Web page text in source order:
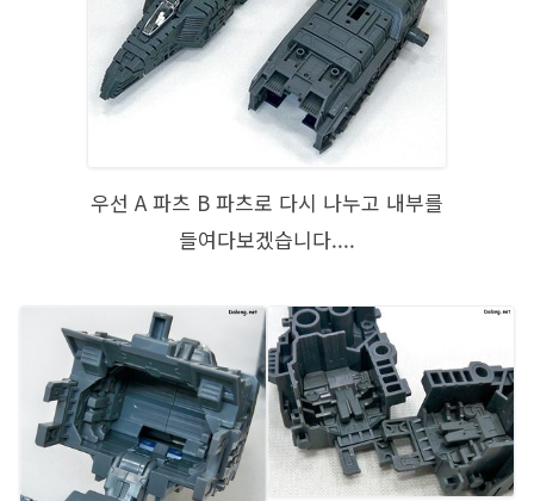
우선 A 파츠 B 파츠로 다시 나누고 내부를
들여다보겠습니다....